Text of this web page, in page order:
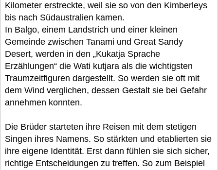
Kilometer erstreckte, weil sie so von den Kimberleys
bis nach Südaustralien kamen.
In Balgo, einem Landstrich und einer kleinen
Gemeinde zwischen Tanami und Great Sandy
Desert, werden in den „Kukatja Sprache
Erzählungen“ die Wati kutjara als die wichtigsten
Traumzeitfiguren dargestellt. So werden sie oft mit
dem Wind verglichen, dessen Gestalt sie bei Gefahr
annehmen konnten.
Die Brüder starteten ihre Reisen mit dem stetigen
Singen ihres Namens. So stärkten und etablierten sie
ihre eigene Identität. Erst dann fühlen sie sich sicher,
richtige Entscheidungen zu treffen. So zum Beispiel